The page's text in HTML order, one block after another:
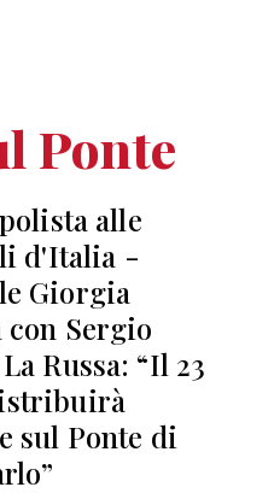
Ponte
alle
d'Italia -
Giorgia
con Sergio
Russa: “Il 23
sul Ponte di